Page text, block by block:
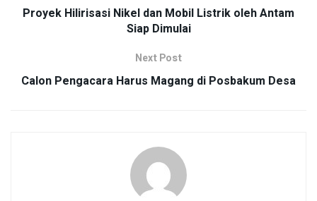
Proyek Hilirisasi Nikel dan Mobil Listrik oleh Antam
Siap Dimulai
Next Post
Calon Pengacara Harus Magang di Posbakum Desa